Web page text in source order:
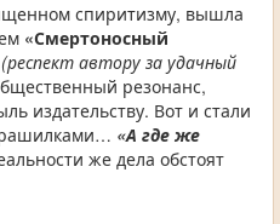
спиритизму, вышла
«Смертоносный
(респект автору за удачный
резонанс,
издательству. Вот и стали
«А где же
же дела обстоят